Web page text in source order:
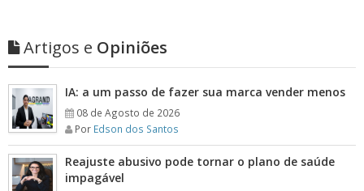
Artigos e Opiniões
IA: a um passo de fazer sua marca vender menos
08 de Agosto de 2026
Por Edson dos Santos
Reajuste abusivo pode tornar o plano de saúde
impagável